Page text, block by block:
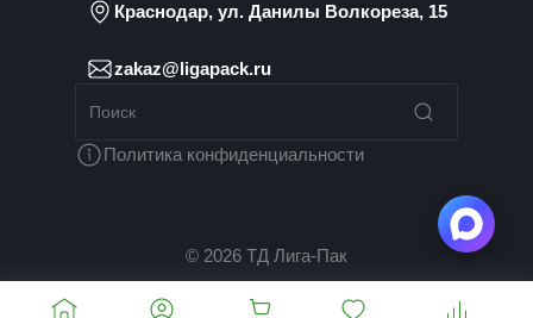
Краснодар, ул. Данилы Волкореза, 15
zakaz@ligapack.ru
Политика конфиденциальности
© 2026 ТД Лига-Пак